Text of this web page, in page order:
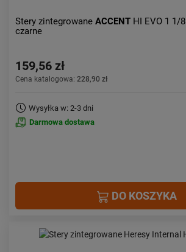
Stery zintegrowane ACCENT HI EVO 1 1/
czarne
159,56 zł
Cena katalogowa: 228,90 zł
Wysyłka w: 2-3 dni
Darmowa dostawa
DO KOSZYKA